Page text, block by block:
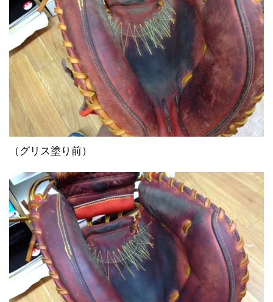
（グリス塗り前）